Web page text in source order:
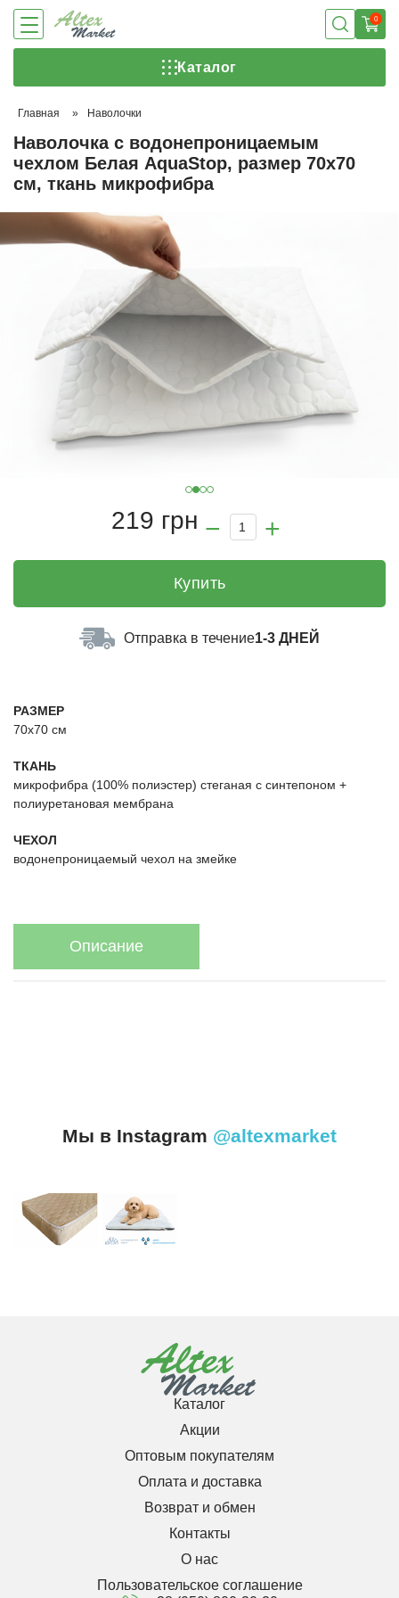
0
Каталог
Главная » Наволочки
Наволочка с водонепроницаемым
чехлом Белая AquaStop, размер 70х70
см, ткань микрофибра
219 грн
Купить
Отправка в течение1-3 ДНЕЙ
РАЗМЕР
70х70 см
ТКАНЬ
микрофибра (100% полиэстер) стеганая с синтепоном +
полиуретановая мембрана
ЧЕХОЛ
водонепроницаемый чехол на змейке
Описание
Мы в Instagram @altexmarket
Каталог
Акции
Оптовым покупателям
Оплата и доставка
Возврат и обмен
Контакты
О нас
Пользовательское соглашение